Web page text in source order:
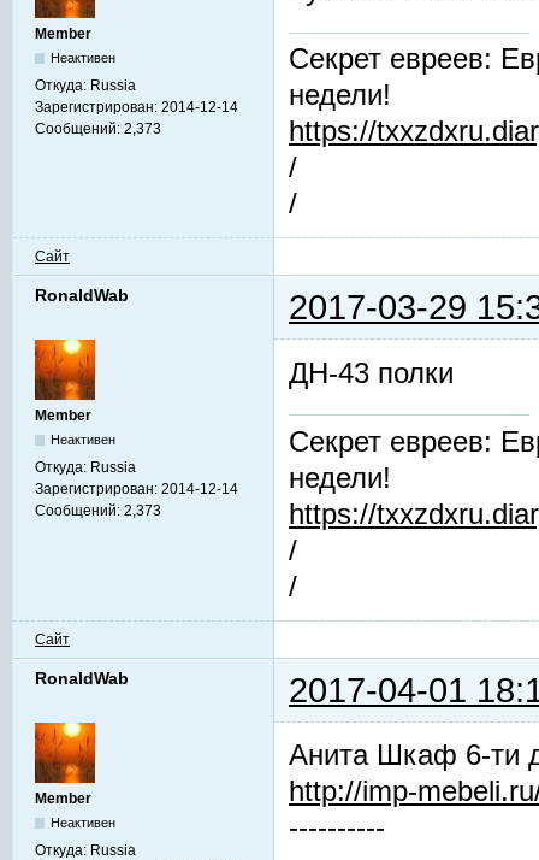
Member
Неактивен
Откуда: Russia
Зарегистрирован: 2014-12-14
Сообщений: 2,373
Секрет евреев:
недели!
https://
/
/
Сайт
RonaldWab 2017-03-29
Member
Неактивен
Откуда: Russia
Зарегистрирован: 2014-12-14
Сообщений: 2,373
ДН-43 полки
Секрет евреев:
недели!
https://
/
/
Сайт
RonaldWab 2017-04-01
Member
Неактивен
Откуда: Russia
Анита Шкаф 6-ти
http://imp-
----------